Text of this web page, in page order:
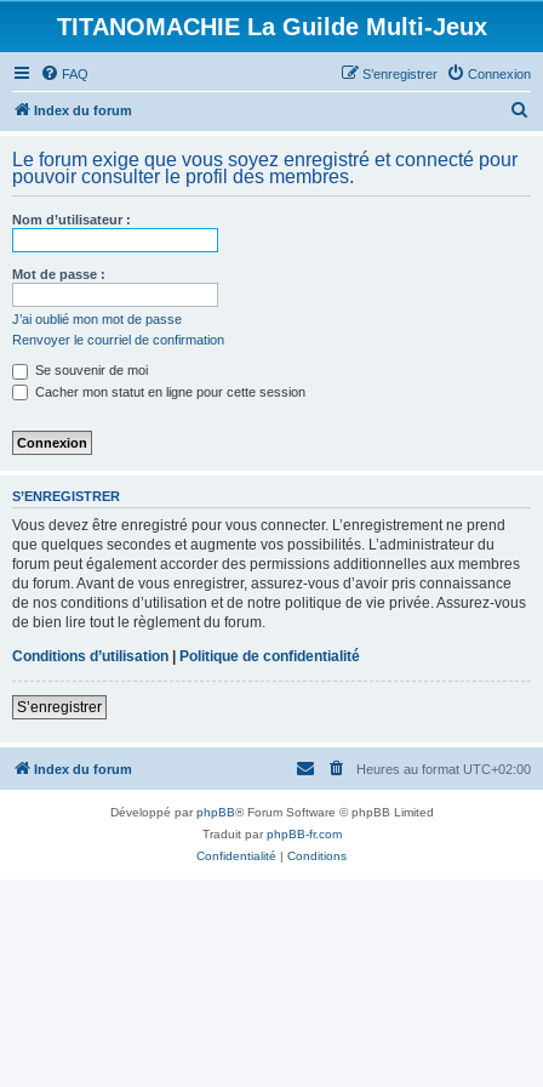
TITANOMACHIE La Guilde Multi-Jeux
FAQ Connexion
S’enregistrer
Index du forum
h
Le forum exige que vous soyez enregistré et connecté pour
pouvoir consulter le profil des membres.
Nom d’utilisateur :
Mot de passe :
J’ai oublié mon mot de passe
Renvoyer le courriel de confirmation
Se souvenir de moi
Cacher mon statut en ligne pour cette session
S’ENREGISTRER
Vous devez être enregistré pour vous connecter. L’enregistrement ne prend
que quelques secondes et augmente vos possibilités. L’administrateur du
forum peut également accorder des permissions additionnelles aux membres
du forum. Avant de vous enregistrer, assurez-vous d’avoir pris connaissance
de nos conditions d’utilisation et de notre politique de vie privée. Assurez-vous
de bien lire tout le règlement du forum.
Conditions d’utilisation | Politique de confidentialité
S’enregistrer
Index du forum Heures au format UTC+02:00
Développé parphpBB® Forum Software © phpBB Limited
Traduit parphpBB-fr.com
Confidentialité | Conditions